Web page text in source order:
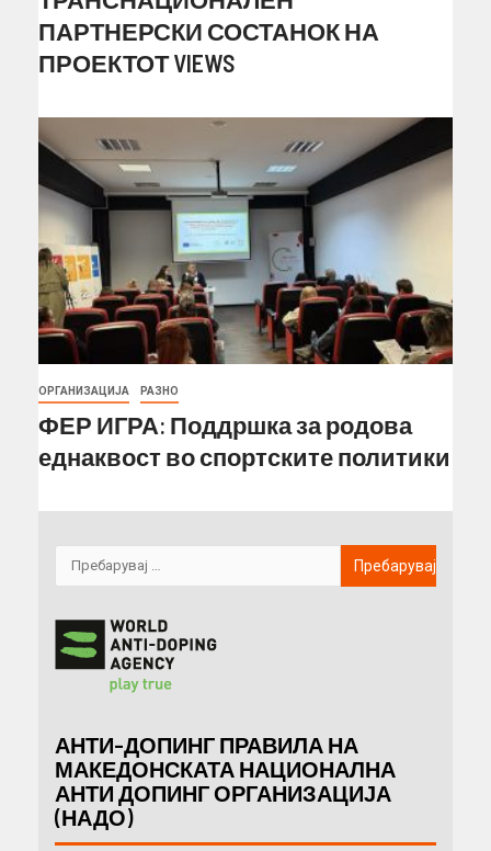
ПАРТНЕРСКИ СОСТАНОК НА
ПРОЕКТОТ VIEWS
ОРГАНИЗАЦИЈА РАЗНО
ФЕР ИГРА: Поддршка за родова
еднаквост во спортските политики
АНТИ-ДОПИНГ ПРАВИЛА НА
МАКЕДОНСКАТА НАЦИОНАЛНА
АНТИ ДОПИНГ ОРГАНИЗАЦИЈА
(НАДО)